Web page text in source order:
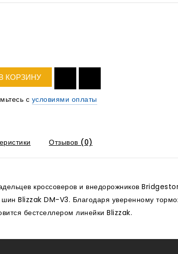
КОРЗИНУ
с условиями оплаты
Отзывов (0)
кроссоверов и внедорожников
шин Blizzak DM-V3. Благодаря уверенному
бестселлером линейки Blizzak.